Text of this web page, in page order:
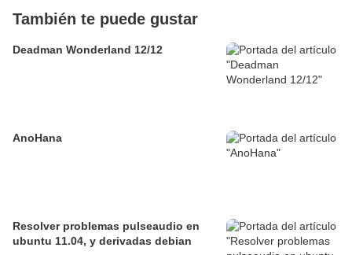
También te puede gustar
Deadman Wonderland 12/12
AnoHana
Resolver problemas pulseaudio en
ubuntu 11.04, y derivadas debian